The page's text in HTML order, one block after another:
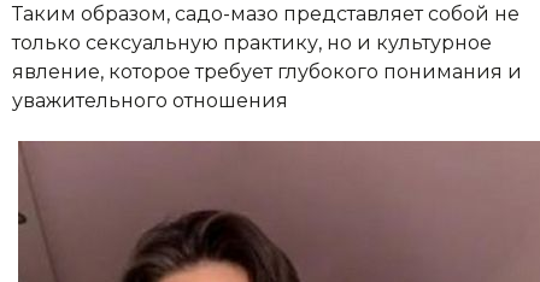
Таким образом, садо-мазо представляет собой не
только сексуальную практику, но и культурное
явление, которое требует глубокого понимания и
уважительного отношения